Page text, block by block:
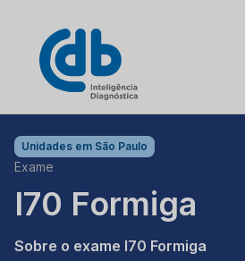
Unidades em São Paulo
Exame
I70 Formiga
Sobre o exame I70 Formiga